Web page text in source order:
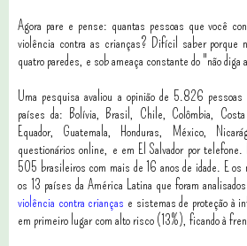
Agora pare e pense: quantas pessoas que você
violência contra as crianças? Difícil saber porque
quatro paredes, e sob ameaça constante do "não
Uma pesquisa avaliou a opinião de 5.826
países da: Bolívia, Brasil, Chile, Colômbia,
Equador, Guatemala, Honduras, México,
questionários online, e em El Salvador por
505 brasileiros com mais de 16 anos de idade. E os
os 13 países da América Latina que foram
violência contra crianças e sistemas de proteção à
em primeiro lugar com alto risco (13%), ficando à